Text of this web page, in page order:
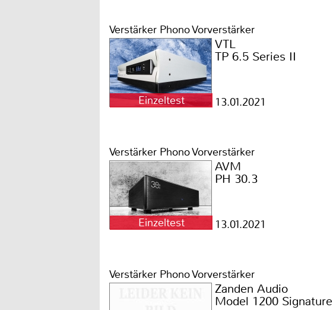
Verstärker Phono Vorverstärker
Einzeltest
VTL
TP 6.5 Series II
13.01.2021
Verstärker Phono Vorverstärker
Einzeltest
AVM
PH 30.3
13.01.2021
Verstärker Phono Vorverstärker
Zanden Audio
Model 1200 Signature